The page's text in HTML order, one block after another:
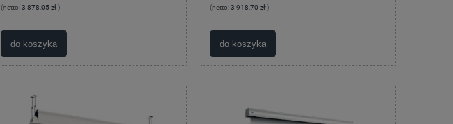
(netto:3 878,05 zł)
do koszyka
(netto:3 918,70 zł)
do koszyka